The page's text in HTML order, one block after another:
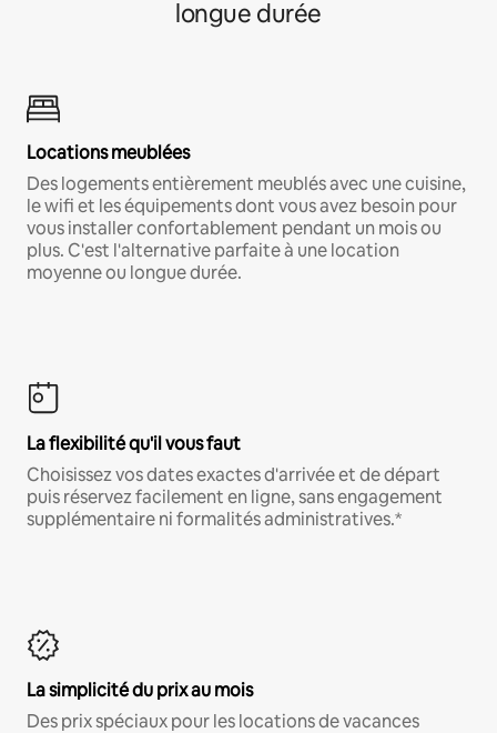
longue durée
Locations meublées
Des logements entièrement meublés avec une cuisine,
le wifi et les équipements dont vous avez besoin pour
vous installer confortablement pendant un mois ou
plus. C'est l'alternative parfaite à une location
moyenne ou longue durée.
La flexibilité qu'il vous faut
Choisissez vos dates exactes d'arrivée et de départ
puis réservez facilement en ligne, sans engagement
supplémentaire ni formalités administratives.*
La simplicité du prix au mois
Des prix spéciaux pour les locations de vacances